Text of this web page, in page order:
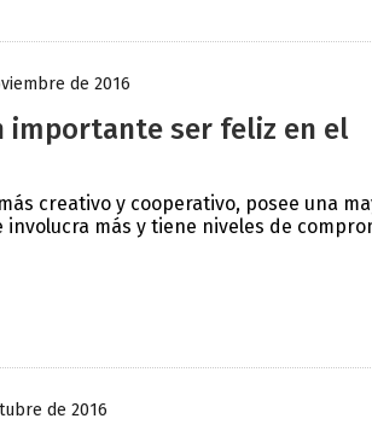
de 2016
importante ser feliz en el
creativo y cooperativo, posee una
más y tiene niveles de
de 2016